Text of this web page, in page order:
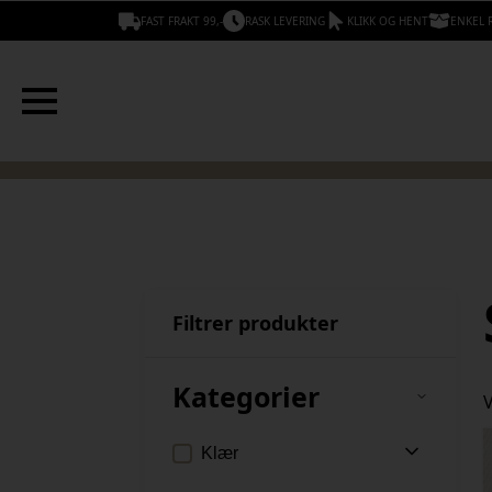
FAST FRAKT 99,- RASK LEVERING KLIKK OG HENT ENKEL
Filtrer produkter
Kategorier
Klær